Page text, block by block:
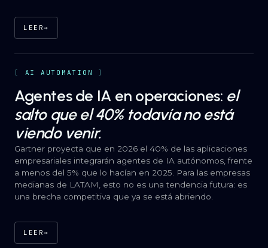
LEER→
AI AUTOMATION
Agentes de IA en operaciones: el
salto que el 40% todavía no está
viendo venir.
Gartner proyecta que en 2026 el 40% de las aplicaciones
empresariales integrarán agentes de IA autónomos, frente
a menos del 5% que lo hacían en 2025. Para las empresas
medianas de LATAM, esto no es una tendencia futura: es
una brecha competitiva que ya se está abriendo.
LEER→